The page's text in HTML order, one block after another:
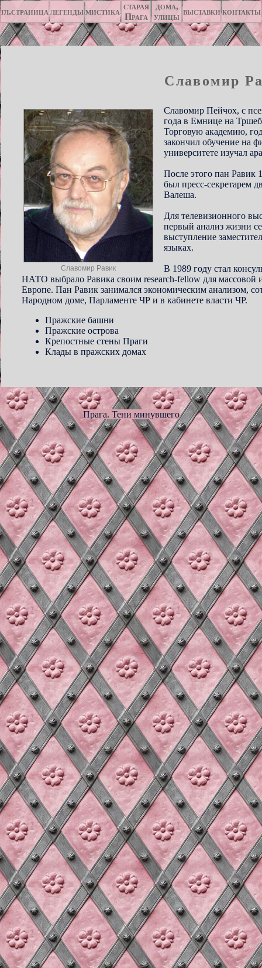
гл.страница легендымистика
старая
Прага
дома,
улицы
выставкиконтакты
Славомир
Славомир Равик
Славомир Пейчох, с
года в Емнице на
Торговую академию,
закончил обучение на
университете изучал
После этого пан Равик
был пресс-секретарем
Валеша.
Для телевизионного
первый анализ жизни
выступление
языках.
В 1989 году стал
НАТО выбрало Равика своим research-fellow для
Европе. Пан Равик занимался экономическим анализом,
Народном доме, Парламенте ЧР и в кабинете власти ЧР.
Пражские башни
Пражские острова
Крепостные стены Праги
Клады в пражских домах
Прага. Тени минувшего